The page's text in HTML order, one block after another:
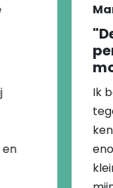
en
Ik